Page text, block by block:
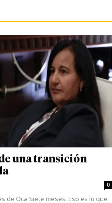
una transición
0
de Oca Siete meses. Eso es lo que